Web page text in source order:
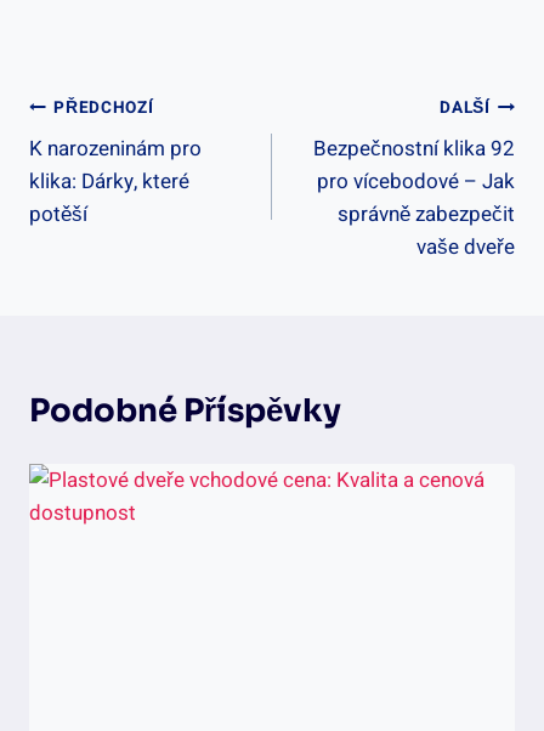
Navigace
Pro
Příspěvek
PŘEDCHOZÍ
K narozeninám pro
klika: Dárky, které
potěší
DALŠÍ
Bezpečnostní klika 92
pro vícebodové – Jak
správně zabezpečit
vaše dveře
Podobné Příspěvky